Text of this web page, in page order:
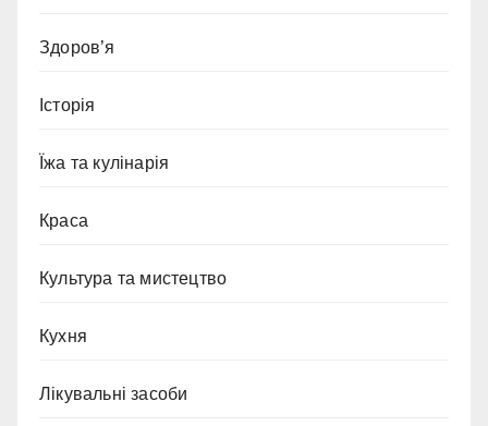
Здоров’я
Історія
Їжа та кулінарія
Краса
Культура та мистецтво
Кухня
Лікувальні засоби